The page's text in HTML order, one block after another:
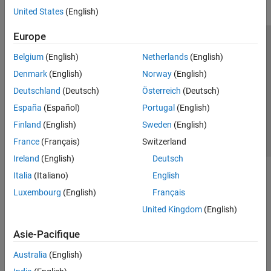
United States (English)
Europe
Belgium (English)
Denmark (English)
Deutschland (Deutsch)
España (Español)
Finland (English)
France (Français)
Ireland (English)
Italia (Italiano)
Luxembourg (English)
Netherlands(English)
Norway(English)
Österreich (Deutsch)
Portugal (English)
Sweden (English)
Switzerland
Deutsch
English
Français
United Kingdom(English)
Asie-Pacifique
Australia (English)
Lutte anti-piratage
Contacts locaux
© 1994-2026 The MathWorks, Inc.